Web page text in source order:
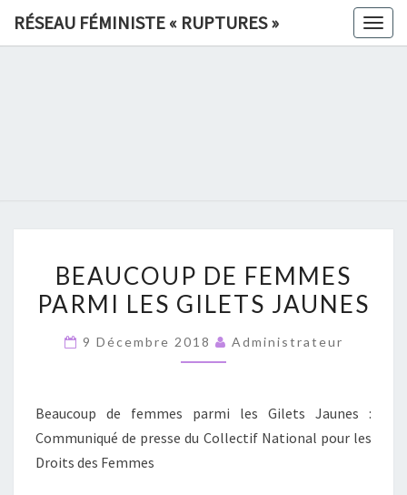
RÉSEAU FÉMINISTE « RUPTURES »
»
DE
FEMMES
LES
BEAUCOUP DE FEMMES
PARMI LES GILETS JAUNES
9 Décembre 2018 Administrateur
Beaucoup de femmes parmi les Gilets Jaunes :
Communiqué de presse du Collectif National pour les
Droits des Femmes